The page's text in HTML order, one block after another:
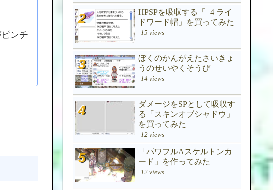
ンチ
HPSPを吸収する「+4 ライ
ドワード帽」を買ってみた
15 views
ぼくのかんがえたさいきょ
うのせいやくそうび
14 views
ダメージをSPとして吸収す
る「スキンオブシャドウ」
を買ってみた
12 views
「パワフルAスケルトンカ
ード」を作ってみた
12 views